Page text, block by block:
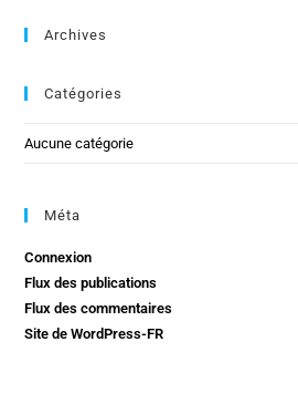
Archives
Catégories
Aucune catégorie
Méta
Connexion
Flux des publications
Flux des commentaires
Site de WordPress-FR